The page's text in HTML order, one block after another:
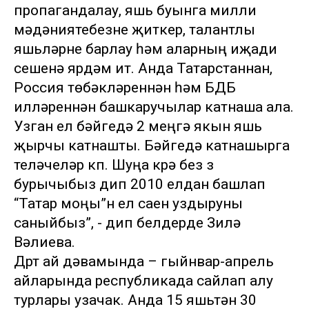
пропагандалау, яшь буынга милли
мәдәниятебезне җиткерү, талантлы
яшьләрне барлау һәм аларның иҗади
үсешенә ярдәм итү. Анда Татарстаннан,
Россия төбәкләреннән һәм БДБ
илләреннән башкаручылар катнаша ала.
Узган ел бәйгедә 2 меңгә якын яшь
җырчы катнашты. Бәйгедә катнашырга
теләүчеләр күп. Шуңа күрә без үз
бурычыбыз дип 2010 елдан башлап
“Татар моңы”н ел саен уздыруны
саныйбыз”, - дип белдерде Зилә
Вәлиева.
Дүрт ай дәвамында – гыйнвар-апрель
айларында республикада сайлап алу
турлары узачак. Анда 15 яшьтән 30